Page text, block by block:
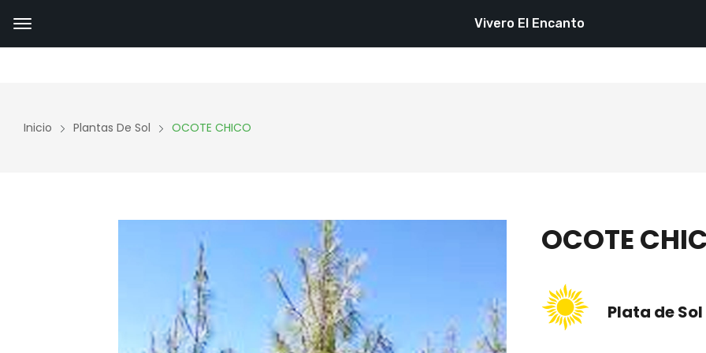
Inicio Plantas De Sol OCOTE CHICO
OCOTE
Plata de Sol
Vivero El Encanto